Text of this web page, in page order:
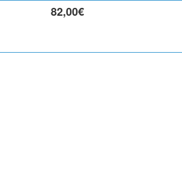
82,00€